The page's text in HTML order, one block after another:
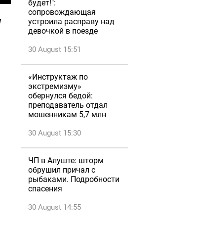
будет!":
сопровождающая
устроила расправу над
девочкой в поезде
30 August 15:51
«Инструктаж по
экстремизму»
обернулся бедой:
преподаватель отдал
мошенникам 5,7 млн
30 August 15:30
ЧП в Алуште: шторм
обрушил причал с
рыбаками. Подробности
спасения
30 August 14:55